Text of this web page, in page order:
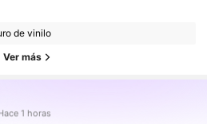
de vinilo
Ver más